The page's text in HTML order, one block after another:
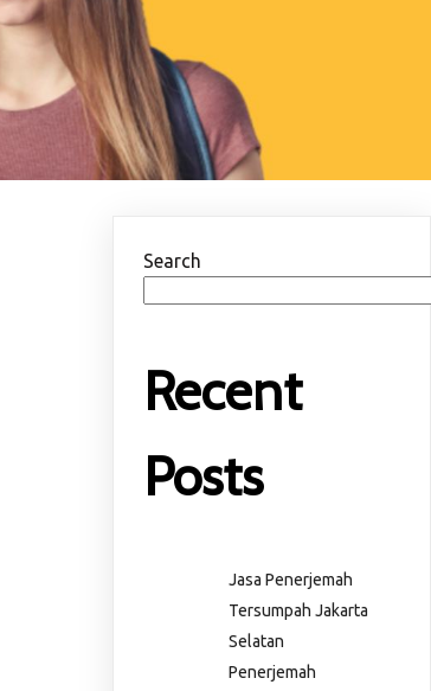
Search
Recent
Posts
Jasa Penerjemah
Tersumpah Jakarta
Selatan
Penerjemah